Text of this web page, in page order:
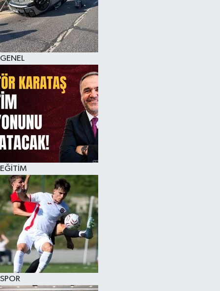
GENEL
EĞİTİM
SPOR
KÜLTÜR SANAT
MAGAZİN
SAĞLIK
SİYASET
SPOR
TEKNOLOJİ
VİZYONDAKİLER
YAŞAM